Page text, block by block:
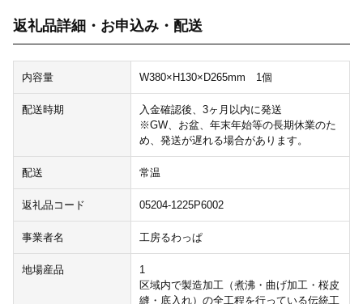
返礼品詳細・お申込み・配送
内容量 W380×H130×D265mm 1個
配送時期
入金確認後、3ヶ月以内に発送
※GW、お盆、年末年始等の長期休業のた
め、発送が遅れる場合があります。
配送 常温
返礼品コード 05204-1225P6002
事業者名 工房るわっぱ
地場産品
1
区域内で製造加工（煮沸・曲げ加工・桜皮
縫・底入れ）の全工程を行っている伝統工